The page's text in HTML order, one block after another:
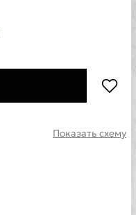
Показать схему